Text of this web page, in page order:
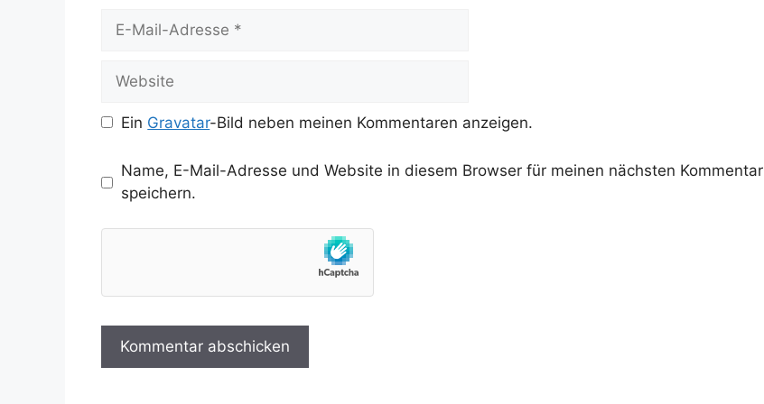
Mail-
Ein Gravatar-Bild neben meinen Kommentaren anzeigen.
Name, E-Mail-Adresse und Website in diesem Browser für meinen nächsten Kommentar
speichern.